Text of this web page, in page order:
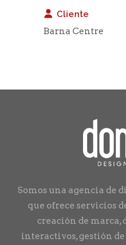
Cliente
Barna Centre
Somos una agencia de
que ofrece servicios
creación de marca,
interactivos, gestión